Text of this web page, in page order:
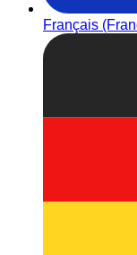
Français